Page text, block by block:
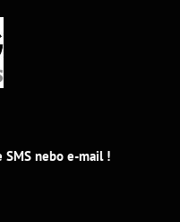
nebo e-mail !